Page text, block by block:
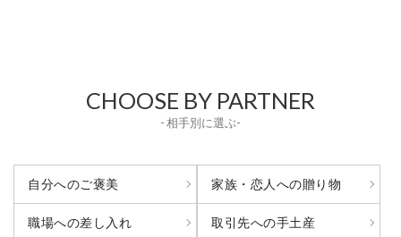
CHOOSE BY PARTNER
- 相手別に選ぶ-
自分へのご褒美 家族・恋人への贈り物
職場への差し入れ 取引先への手土産